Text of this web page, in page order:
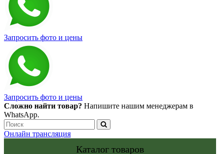
Запросить фото и цены
Запросить фото и цены
Сложно найти товар? Напишите нашим менеджерам в
WhatsApp.
Онлайн трансляция
Каталог товаров